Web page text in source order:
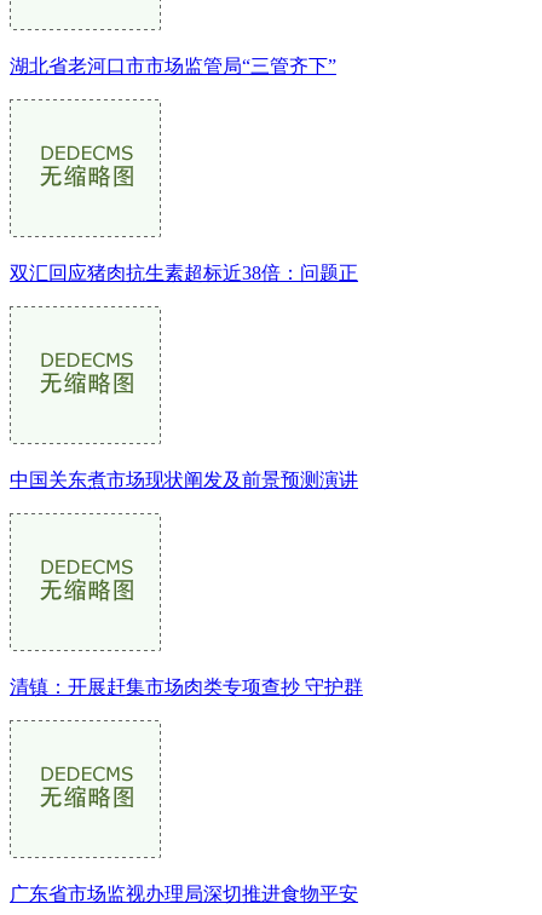
湖北省老河口市市场监管局“三管齐下”
双汇回应猪肉抗生素超标近38倍：问题正
中国关东煮市场现状阐发及前景预测演讲
清镇：开展赶集市场肉类专项查抄 守护群
广东省市场监视办理局深切推进食物平安